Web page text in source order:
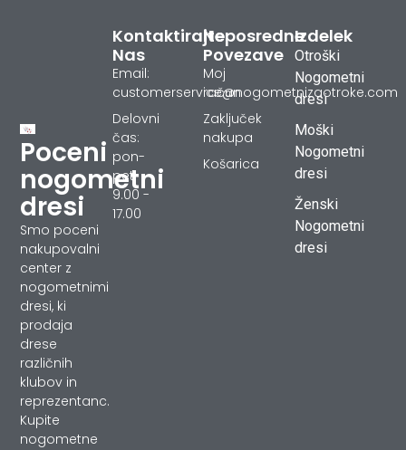
Poceni
nogometni
dresi
Smo poceni
nakupovalni
center z
nogometnimi
dresi, ki
prodaja
drese
različnih
klubov in
reprezentanc.
Kupite
nogometne
Izdelek
Otroški
Nogometni
dresi
Moški
Nogometni
dresi
Ženski
Nogometni
dresi
Neposredne
Povezave
Moj
račun
Zaključek
nakupa
Košarica
Kontaktirajte
Nas
Email:
customerservice@nogometnizaotroke.com
Delovni
čas:
pon-
pet
9.00 -
17.00